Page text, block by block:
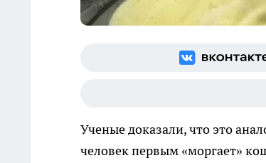
Ученые доказали, что это
человек первым «моргает»